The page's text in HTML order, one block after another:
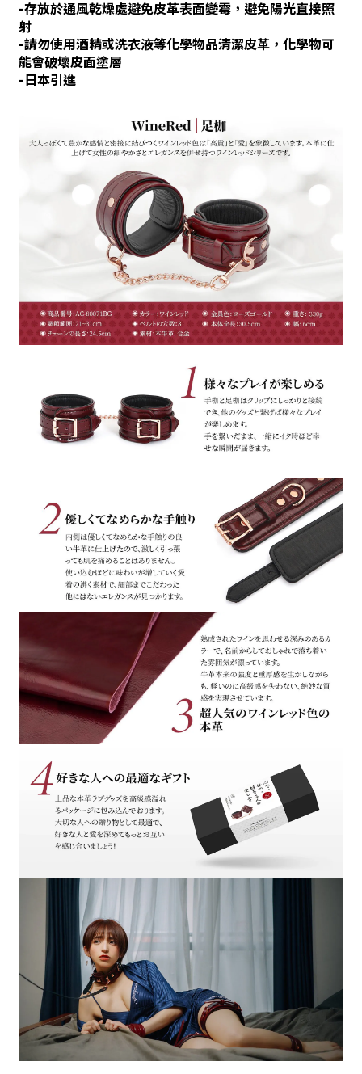
-存放於通風乾燥處避免皮革表面變霉，避免陽光直接照
射
-請勿使用酒精或洗衣液等化學物品清潔皮革，化學物可
能會破壞皮面塗層
-日本引進